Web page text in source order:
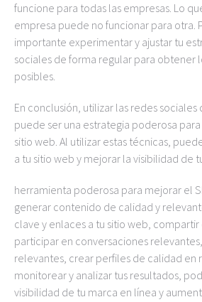
funcione para todas las empresas. Lo
empresa puede no funcionar para otra.
importante experimentar y ajustar tu
sociales de forma regular para obtener
posibles.
En conclusión, utilizar las redes
puede ser una estrategia poderosa
sitio web. Al utilizar estas técnicas,
a tu sitio web y mejorar la visibilidad de
herramienta poderosa para mejorar el
generar contenido de calidad y
clave y enlaces a tu sitio web,
participar en conversaciones
relevantes, crear perfiles de calidad en
monitorear y analizar tus resultados,
visibilidad de tu marca en línea y